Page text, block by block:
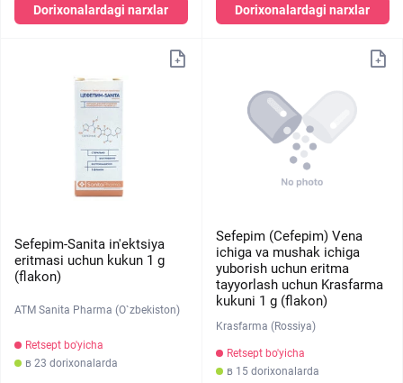
Dorixonalardagi narxlar Dorixonalardagi narxlar
Sefepim-Sanita in'ektsiya
eritmasi uchun kukun 1 g
(flakon)
ATM Sanita Pharma (O`zbekiston)
Retsept bo'yicha
в 23 dorixonalarda
Sefepim (Cefepim) Vena
ichiga va mushak ichiga
yuborish uchun eritma
tayyorlash uchun Krasfarma
kukuni 1 g (flakon)
Krasfarma (Rossiya)
Retsept bo'yicha
в 15 dorixonalarda